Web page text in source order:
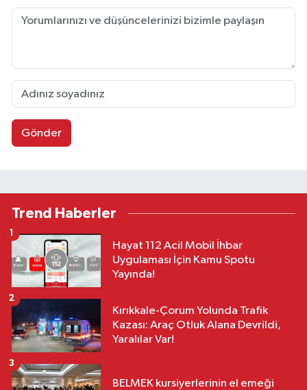
Gönder
Trend Haberler
Hayat 112 Acil Mobil İhbar
Uygulaması İçin Kamu Spotu
Yayında!
1
Kırıkkale-Çorum Yolunda Trafik
Kazası: Araç Otluk Alana Devrildi,
Yaralılar Var!
2
BELMEK kursiyerlerinin el emeği
3